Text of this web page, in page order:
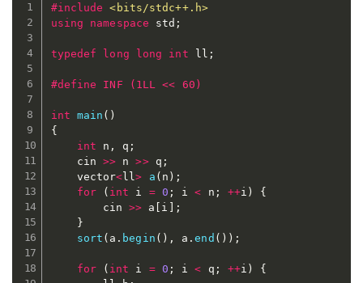
#include
<bits/stdc++.h>
using
namespace std ;
typedef long long int ll ;
#define INF (1LL << 60)
int main ( )
{
int n , q ;
	cin
>> n >> q ;
	vector
<ll> a ( n ) ;
for
( int i = 0 ; i < n ; ++i )
{
		cin
>> a [ i ] ;
}
sort ( a . begin ( ) , a .end ( ) ) ;
for ( int i = 0 ; i < q ; ++i )
{